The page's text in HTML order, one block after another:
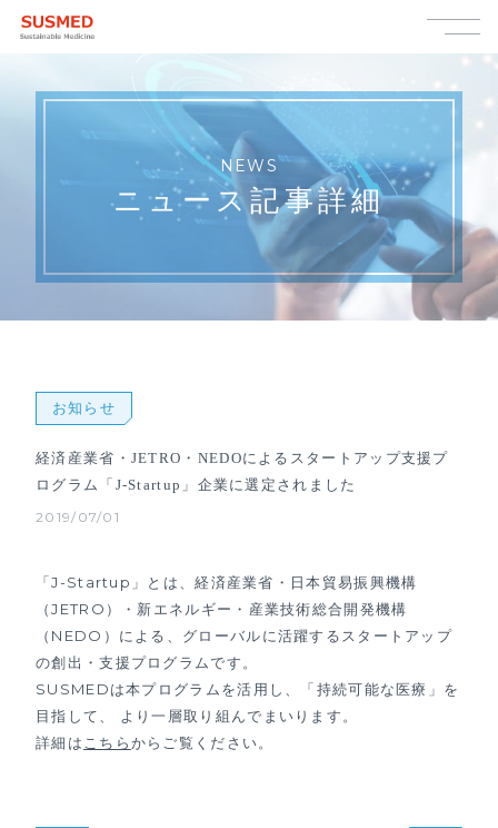
NEWS
ニュース記事詳細
お知らせ
経済産業省・JETRO・NEDOによるスタートアップ支援プ
ログラム「J-Startup」企業に選定されました
2019/07/01
「J-Startup」とは、経済産業省・日本貿易振興機構
（JETRO）・新エネルギー・産業技術総合開発機構
（NEDO）による、グローバルに活躍するスタートアップ
の創出・支援プログラムです。
SUSMEDは本プログラムを活用し、「持続可能な医療」を
目指して、 より一層取り組んでまいります。
詳細は こちらからご覧ください。